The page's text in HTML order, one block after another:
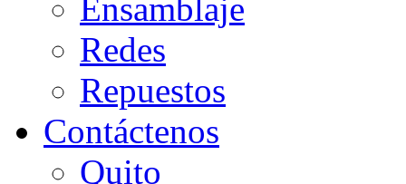
Ensamblaje
Redes
Repuestos
Contáctenos
Quito